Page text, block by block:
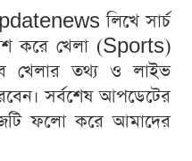
লিখে সার্চ
করে খেলা (Sports)
খেলার তথ্য ও লাইভ
সর্বশেষ আপডেটের
ফলো করে আমাদের